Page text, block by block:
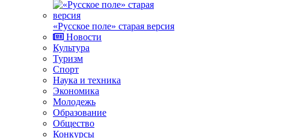
«Русское поле» старая версия
Новости
Культура
Туризм
Спорт
Наука и техника
Экономика
Молодежь
Образование
Общество
Конкурсы